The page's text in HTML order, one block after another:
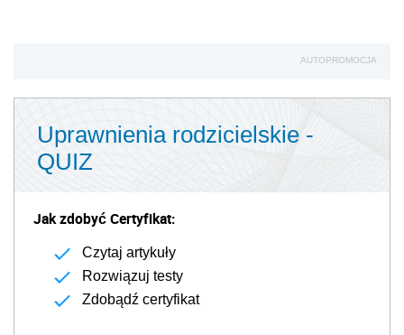
AUTOPROMOCJA
Uprawnienia rodzicielskie -
QUIZ
Jak zdobyć Certyfikat:
Czytaj artykuły
Rozwiązuj testy
Zdobądź certyfikat